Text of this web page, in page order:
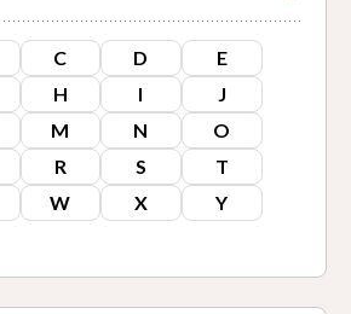
C D
E
H I
J
M N
O
R S
T
W X
Y